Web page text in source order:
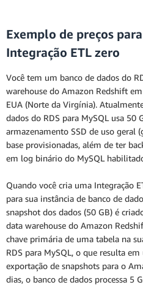
Exemplo de preços
Integração ETL zero
Você tem um banco de dados do
warehouse do Amazon Redshift
EUA (Norte da Virgínia).
dados do RDS para MySQL usa 50
armazenamento SSD de uso geral
base provisionadas, além de ter
em log binário do MySQL
Quando você cria uma Integração
para sua instância de banco de
snapshot dos dados (50 GB) é
data warehouse do Amazon
chave primária de uma tabela na
RDS para MySQL, o que resulta
exportação de snapshots para o
dias, o banco de dados processa 5